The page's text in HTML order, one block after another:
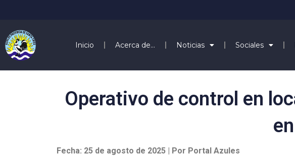
Inicio Acerca de… Noticias Sociales
Operativo de control en
Fecha: 25 de agosto de 2025 | Por Portal Azules